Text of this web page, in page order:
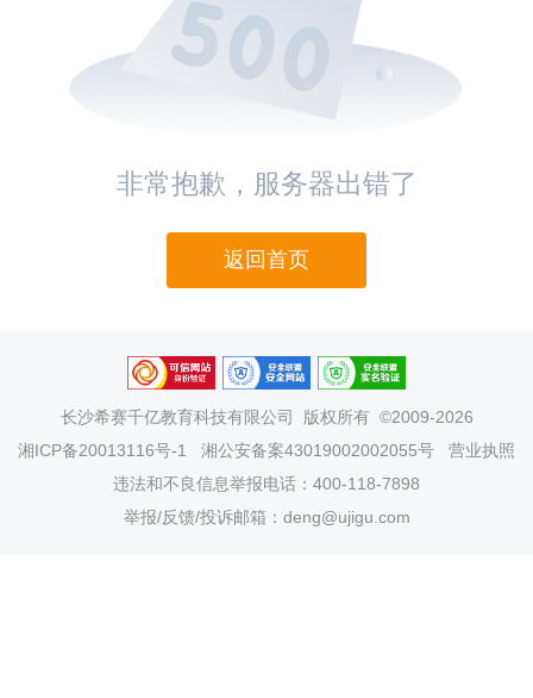
非常抱歉，服务器出错了
返回首页
长沙希赛千亿教育科技有限公司
版权所有 ©2009-2026
湘ICP备20013116号-1
湘公安备案43019002002055号
营业执照
违法和不良信息举报电话：400-118-7898
举报/反馈/投诉邮箱：deng@ujigu.com